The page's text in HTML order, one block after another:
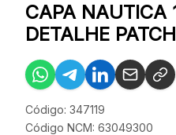
CAPA NAUTICA
DETALHE
Código: 347119
Código NCM: 63049300